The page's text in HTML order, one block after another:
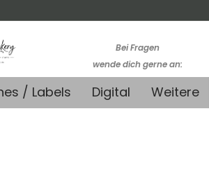
Bei Fragen
wende dich gerne an:
kontakt@stoffmonk.de
-Kein telefonischer
/ Labels Digital Weitere